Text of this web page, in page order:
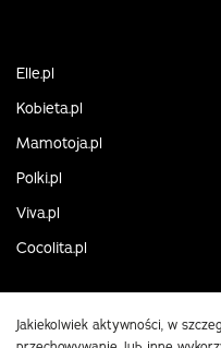
Elle.pl
Kobieta.pl
Mamotoja.pl
Polki.pl
Viva.pl
Cocolita.pl
Jakiekolwiek aktywności, w